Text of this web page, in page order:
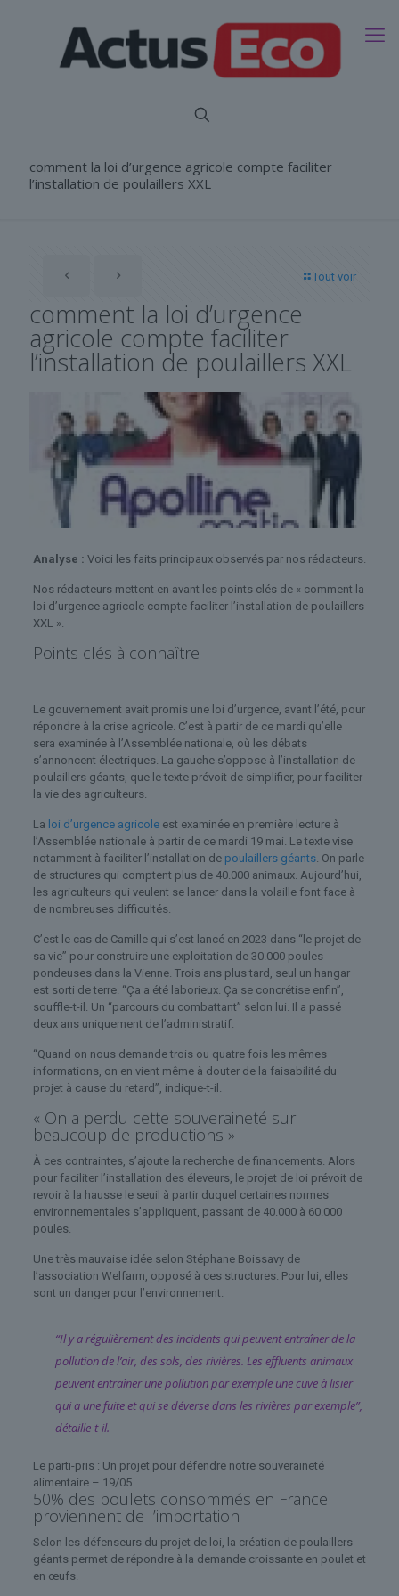
comment la loi d’urgence agricole compte faciliter
l’installation de poulaillers XXL
Tout voir
comment la loi d’urgence
agricole compte faciliter
l’installation de poulaillers XXL
Analyse : Voici les faits principaux observés par nos rédacteurs.
Nos rédacteurs mettent en avant les points clés de « comment la
loi d’urgence agricole compte faciliter l’installation de poulaillers
XXL ».
Points clés à connaître
Le gouvernement avait promis une loi d’urgence, avant l’été, pour
répondre à la crise agricole. C’est à partir de ce mardi qu’elle
sera examinée à l’Assemblée nationale, où les débats
s’annoncent électriques. La gauche s’oppose à l’installation de
poulaillers géants, que le texte prévoit de simplifier, pour faciliter
la vie des agriculteurs.
La loi d’urgence agricoleest examinée en première lecture à
l’Assemblée nationale à partir de ce mardi 19 mai. Le texte vise
notamment à faciliter l’installation de poulaillers géants. On parle
de structures qui comptent plus de 40.000 animaux. Aujourd’hui,
les agriculteurs qui veulent se lancer dans la volaille font face à
de nombreuses difficultés.
C’est le cas de Camille qui s’est lancé en 2023 dans “le projet de
sa vie” pour construire une exploitation de 30.000 poules
pondeuses dans la Vienne. Trois ans plus tard, seul un hangar
est sorti de terre. “Ça a été laborieux. Ça se concrétise enfin”,
souffle-t-il. Un “parcours du combattant” selon lui. Il a passé
deux ans uniquement de l’administratif.
“Quand on nous demande trois ou quatre fois les mêmes
informations, on en vient même à douter de la faisabilité du
projet à cause du retard”, indique-t-il.
« On a perdu cette souveraineté sur
beaucoup de productions »
À ces contraintes, s’ajoute la recherche de financements. Alors
pour faciliter l’installation des éleveurs, le projet de loi prévoit de
revoir à la hausse le seuil à partir duquel certaines normes
environnementales s’appliquent, passant de 40.000 à 60.000
poules.
Une très mauvaise idée selon Stéphane Boissavy de
l’association Welfarm, opposé à ces structures. Pour lui, elles
sont un danger pour l’environnement.
“Il y a régulièrement des incidents qui peuvent entraîner de la
pollution de l’air, des sols, des rivières. Les effluents animaux
peuvent entraîner une pollution par exemple une cuve à lisier
qui a une fuite et qui se déverse dans les rivières par exemple”,
détaille-t-il.
Le parti-pris : Un projet pour défendre notre souveraineté
alimentaire – 19/05
50% des poulets consommés en France
proviennent de l’importation
Selon les défenseurs du projet de loi, la création de poulaillers
géants permet de répondre à la demande croissante en poulet et
en œufs.